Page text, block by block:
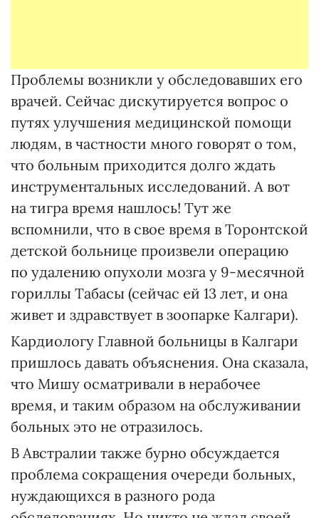
Проблемы возникли у обследовавших его
врачей. Сейчас дискутируется вопрос о
путях улучшения медицинской помощи
людям, в частности много говорят о том,
что больным приходится долго ждать
инструментальных исследований. А вот
на тигра время нашлось! Тут же
вспомнили, что в свое время в Торонтской
детской больнице произвели операцию
по удалению опухоли мозга у 9-месячной
гориллы Табасы (сейчас ей 13 лет, и она
живет и здравствует в зоопарке Калгари).
Кардиологу Главной больницы в Калгари
пришлось давать объяснения. Она сказала,
что Мишу осматривали в нерабочее
время, и таким образом на обслуживании
больных это не отразилось.
В Австралии также бурно обсуждается
проблема сокращения очереди больных,
нуждающихся в разного рода